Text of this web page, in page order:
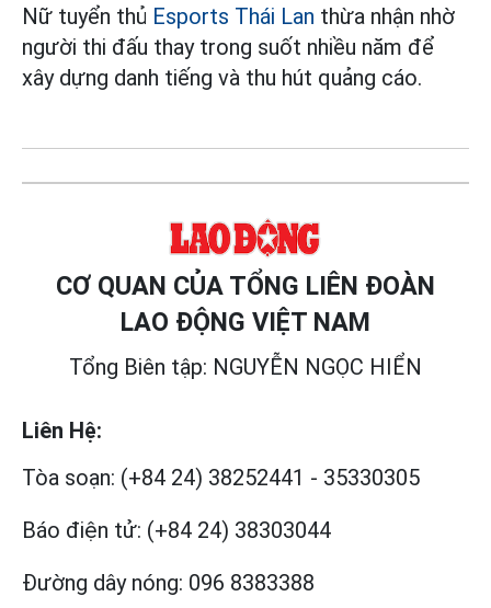
Nữ tuyển thủ Esports Thái Lan thừa nhận nhờ
người thi đấu thay trong suốt nhiều năm để
xây dựng danh tiếng và thu hút quảng cáo.
CƠ QUAN CỦA TỔNG LIÊN ĐOÀN
LAO ĐỘNG VIỆT NAM
Tổng Biên tập: NGUYỄN NGỌC HIỂN
Liên Hệ:
Tòa soạn: (+84 24) 38252441 - 35330305
Báo điện tử: (+84 24) 38303044
Đường dây nóng: 096 8383388